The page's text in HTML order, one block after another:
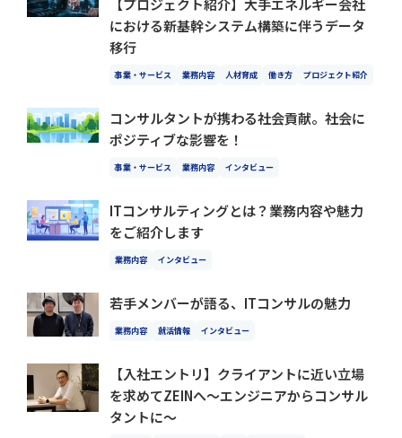
【プロジェクト紹介】大手エネルギー会社
における新基幹システム構築に伴うデータ
移行
事業・サービス 業務内容 人材育成 働き方 プロジェクト紹介
コンサルタントが携わる社会貢献。社会に
ポジティブな影響を！
事業・サービス 業務内容 インタビュー
ITコンサルティングとは？業務内容や魅力
をご紹介します
業務内容 インタビュー
若手メンバーが語る、ITコンサルの魅力
業務内容 就活情報 インタビュー
【入社エントリ】クライアントに近い立場
を求めてZEINへ～エンジニアからコンサル
タントに～